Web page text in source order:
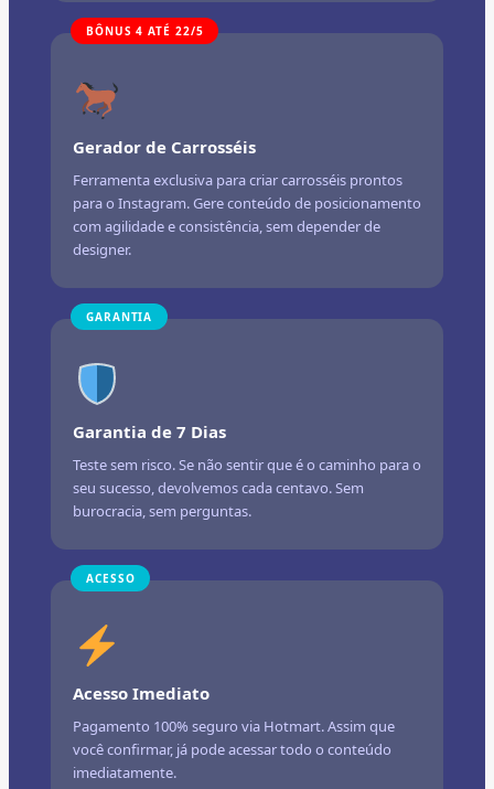
BÔNUS 4 ATÉ 22/5
Gerador de Carrosséis
Ferramenta exclusiva para criar carrosséis prontos
para o Instagram. Gere conteúdo de posicionamento
com agilidade e consistência, sem depender de
designer.
GARANTIA
Garantia de 7 Dias
Teste sem risco. Se não sentir que é o caminho para o
seu sucesso, devolvemos cada centavo. Sem
burocracia, sem perguntas.
ACESSO
Acesso Imediato
Pagamento 100% seguro via Hotmart. Assim que
você confirmar, já pode acessar todo o conteúdo
imediatamente.